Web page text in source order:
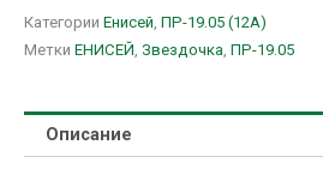
Категории Енисей ПР-19.05 (12A)
Метки ЕНИСЕЙ Звездочка ПР-19.05
Описание